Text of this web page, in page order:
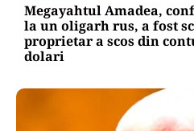
Megayahtul Amadea,
la un oligarh rus, a fost
proprietar a scos din
dolari